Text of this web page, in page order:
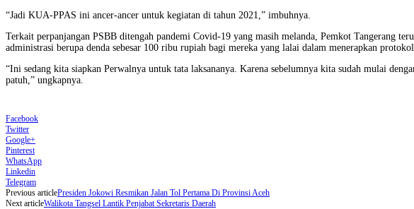
“Jadi KUA-PPAS ini ancer-ancer untuk kegiatan di tahun 2021,” imbuhnya.
Terkait perpanjangan PSBB ditengah pandemi Covid-19 yang masih melanda, Pemkot Tangerang
administrasi berupa denda sebesar 100 ribu rupiah bagi mereka yang lalai dalam menerapkan protokol
“Ini sedang kita siapkan Perwalnya untuk tata laksananya. Karena sebelumnya kita sudah mulai
patuh,” ungkapnya.
Facebook
Twitter
Google+
Pinterest
WhatsApp
Linkedin
Telegram
Previous articlePresiden Jokowi Resmikan Jalan Tol Pertama Di Provinsi Aceh
Next articleWalikota Tangsel Lantik Penjabat Sekretaris Daerah